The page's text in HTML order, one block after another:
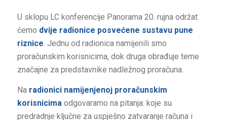
U sklopu LC konferencije Panorama 20. rujna održat
ćemo dvije radionice posvećene sustavu pune
riznice. Jednu od radionica namijenili smo
proračunskim korisnicima, dok druga obrađuje teme
značajne za predstavnike nadležnog proračuna.
Na radionici namijenjenoj proračunskim
korisnicima odgovaramo na pitanja: koje su
predradnje ključne za uspješno zatvaranje računa i